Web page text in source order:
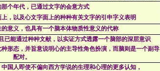
个年代，已通过文字的会意方式
，以及心文字面上的种种有关文字的引申字义表明
意义，也具有一个脑本体物质性意义的代称
已能通过种种文献，以实证方式透露一个脑部的深层意识
形态，并旨意说明心的主导性角色扮演，而脑则是一个副导
配对。
国人即使不偏向西方学说的生理和心理的更多认知，